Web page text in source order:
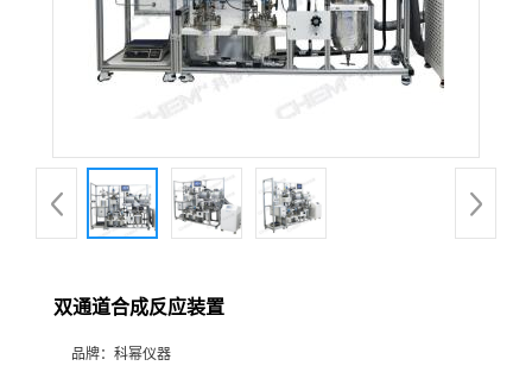
双通道合成反应装置
品牌： 科幂仪器